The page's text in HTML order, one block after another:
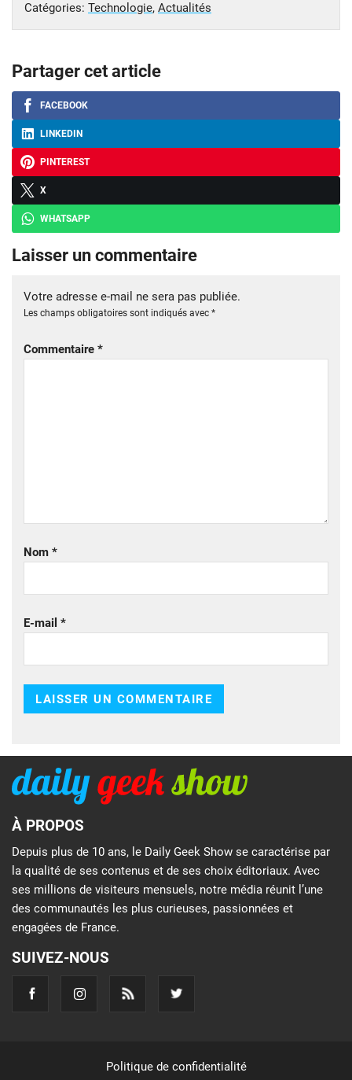
Catégories: Technologie, Actualités
Partager cet article
FACEBOOK
LINKEDIN
PINTEREST
X
WHATSAPP
Laisser un commentaire
Votre adresse e-mail ne sera pas publiée.
Les champs obligatoires sont indiqués avec *
Commentaire *
Nom *
E-mail *
À PROPOS
Depuis plus de 10 ans, le Daily Geek Show se caractérise par
la qualité de ses contenus et de ses choix éditoriaux. Avec
ses millions de visiteurs mensuels, notre média réunit l’une
des communautés les plus curieuses, passionnées et
engagées de France.
SUIVEZ-NOUS
Politique de confidentialité